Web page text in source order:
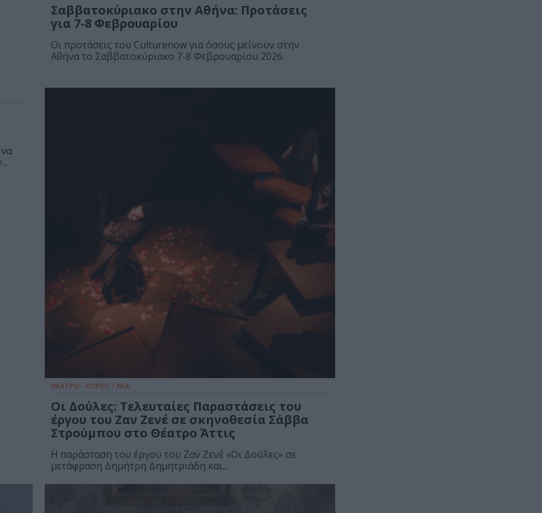
Σαββατοκύριακο στην Αθήνα: Προτάσεις
για 7-8 Φεβρουαρίου
Οι προτάσεις του Culturenow για όσους μείνουν στην
Αθήνα το Σαββατοκύριακο 7-8 Φεβρουαρίου 2026.
ΘΕΑΤΡΟ - ΧΟΡΟΣ / ΝΕΑ
Οι Δούλες: Τελευταίες Παραστάσεις του
έργου του Ζαν Ζενέ σε σκηνοθεσία Σάββα
Στρούμπου στο Θέατρο Άττις
Η παράσταση του έργου του Ζαν Ζενέ «Οι Δούλες» σε
μετάφραση Δημήτρη Δημητριάδη και...